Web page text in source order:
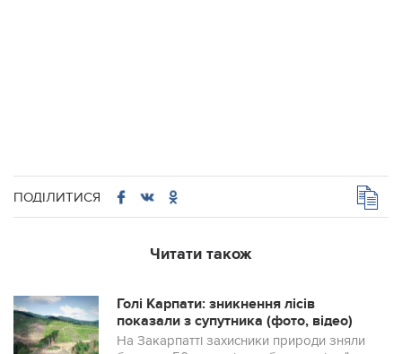
ПОДІЛИТИСЯ
Читати також
Голі Карпати: зникнення лісів
показали з супутника (фото, відео)
На Закарпатті захисники природи зняли